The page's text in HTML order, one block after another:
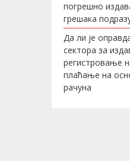
погрешно
грешака
Да ли је
сектора за
регистровање
плаћање на
рачуна